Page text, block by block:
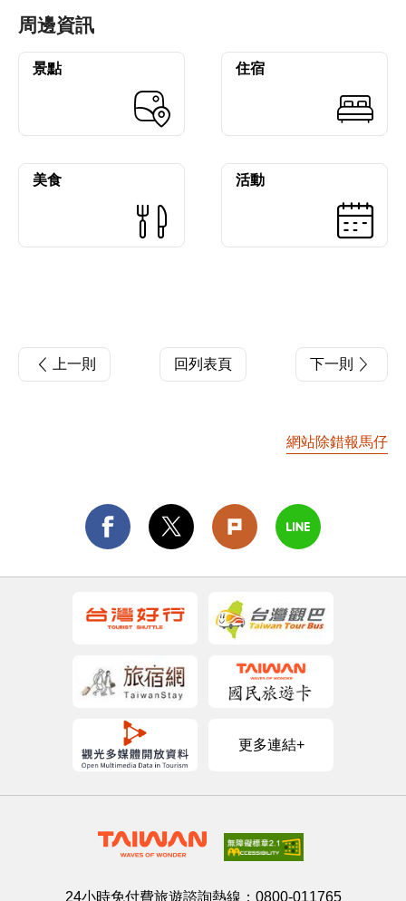
周邊資訊
景點 住宿
美食 活動
上一則 回列表頁 下一則
網站除錯報馬仔
更多連結+
24小時免付費旅遊諮詢熱線： 0800-011765